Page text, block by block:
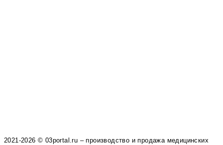
2021-2026 © 03portal.ru – производство и продажа медицинских